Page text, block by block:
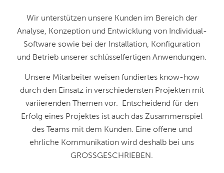
Wir unterstützen unsere Kunden im Bereich der
Analyse, Konzeption und Entwicklung von Individual-
Software sowie bei der Installation, Konfiguration
und Betrieb unserer schlüsselfertigen Anwendungen.
Unsere Mitarbeiter weisen fundiertes know-how
durch den Einsatz in verschiedensten Projekten mit
variierenden Themen vor. Entscheidend für den
Erfolg eines Projektes ist auch das Zusammenspiel
des Teams mit dem Kunden. Eine offene und
ehrliche Kommunikation wird deshalb bei uns
GROSSGESCHRIEBEN.